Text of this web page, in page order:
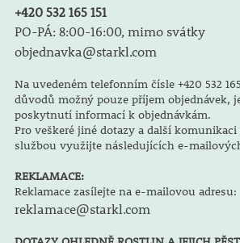
+420 532 165 151
PO-PÁ: 8:00-16:00, mimo svátky
objednavka@starkl.com
Na uvedeném telefonním čísle +420 532
důvodů možný pouze příjem objednávek,
poskytnutí informací k objednávkám.
Pro veškeré jiné dotazy a další
službou využijte následujících e-
REKLAMACE:
Reklamace zasílejte na e-mailovou adresu:
reklamace@starkl.com